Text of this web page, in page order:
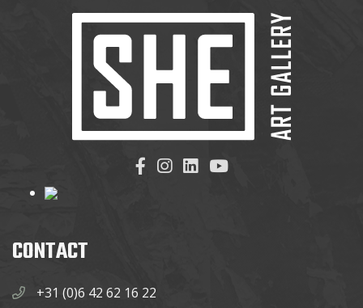
CONTACT
+31 (0)6 42 62 16 22